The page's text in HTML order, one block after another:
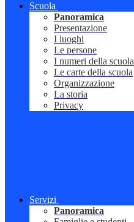
Scuola
Panoramica
Presentazione
I luoghi
Le persone
I numeri della scuola
Le carte della scuola
Organizzazione
La storia
Privacy
Servizi
Panoramica